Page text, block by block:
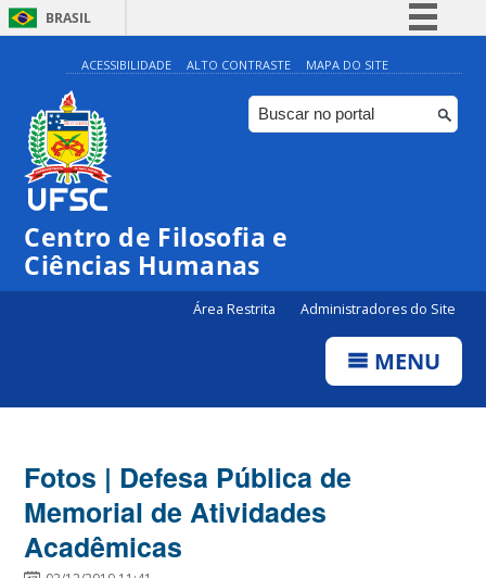
BRASIL
Simplifique!
Comunica BR
Participe
ACESSIBILIDADE ALTO CONTRASTE MAPA DO SITE
Centro de Filosofia e
Ciências Humanas
Área Restrita Administradores do Site
MENU
Fotos | Defesa Pública de
Memorial de Atividades
Acadêmicas